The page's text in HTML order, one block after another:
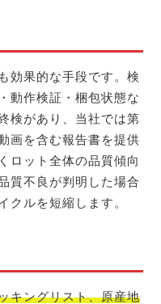
効果的な手段です。検
動作検証・梱包状態な
検があり、当社では第
画を含む報告書を提供
ロット全体の品質傾向
質不良が判明した場合
クルを短縮します。
キングリスト、原産地